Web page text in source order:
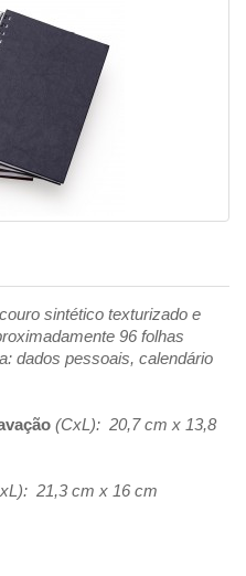
sintético texturizado e
96 folhas
dados pessoais, calendário
(CxL): 20,7 cm x 13,8
21,3 cm x 16 cm